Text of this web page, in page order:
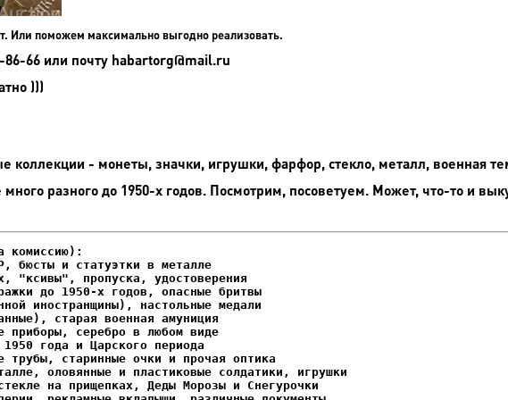
Или поможем максимально выгодно реализовать.
86-66 или почту habartorg@mail.ru
)))
коллекции - монеты, значки, игрушки, фарфор, стекло, металл, военная
разного до 1950-х годов. Посмотрим, посоветуем. Может, что-то и
бюсты и статуэтки в металле
"ксивы", пропуска, удостоверения
на прищепках, Деды Морозы и Снегурочки